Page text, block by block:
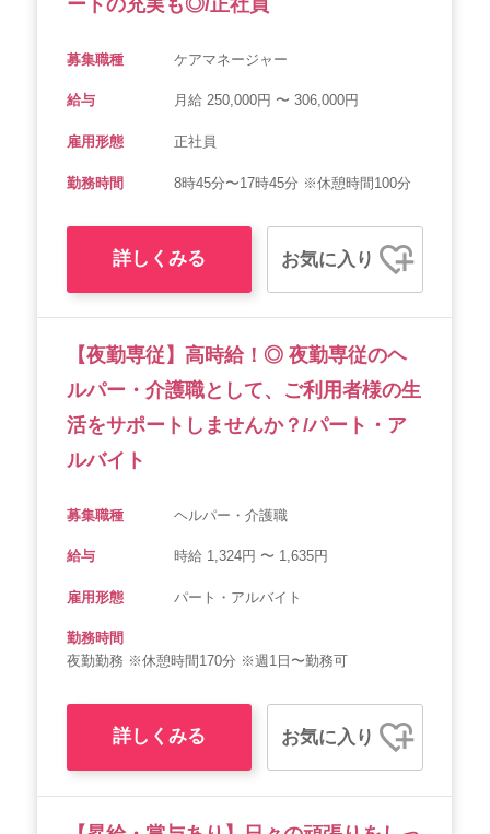
ートの充実も◎/正社員
募集職種 ケアマネージャー
給与 月給 250,000円 〜 306,000円
雇用形態 正社員
勤務時間 8時45分〜17時45分 ※休憩時間100分
詳しくみる お気に入り
【夜勤専従】高時給！◎ 夜勤専従のヘ
ルパー・介護職として、ご利用者様の生
活をサポートしませんか？/パート・ア
ルバイト
募集職種 ヘルパー・介護職
給与 時給 1,324円 〜 1,635円
雇用形態 パート・アルバイト
勤務時間
夜勤勤務 ※休憩時間170分 ※週1日〜勤務可
詳しくみる お気に入り